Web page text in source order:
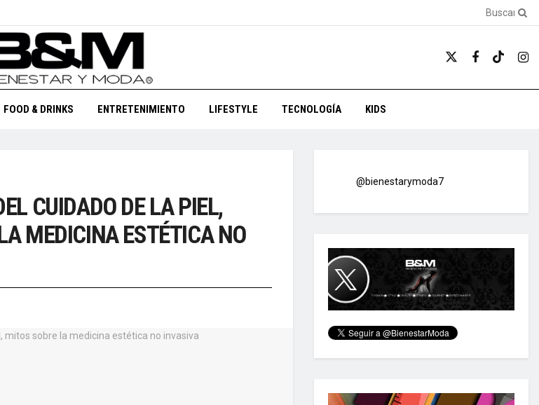
FOOD & DRINKS ENTRETENIMIENTO LIFESTYLE TECNOLOGÍA KIDS
CUIDADO DE LA PIEL,
MEDICINA ESTÉTICA NO
@bienestarymoda7